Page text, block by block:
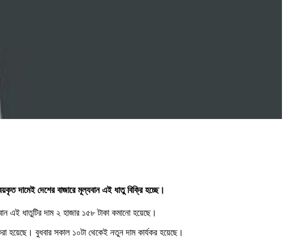
দামেই দেশের বাজারে মূল্যবান এই ধাতু বিক্রি হচ্ছে।
এই ধাতুটির দাম ২ হাজার ১৫৮ টাকা কমানো হয়েছে।
হয়েছে। বুধবার সকাল ১০টা থেকেই নতুন দাম কার্যকর হয়েছে।